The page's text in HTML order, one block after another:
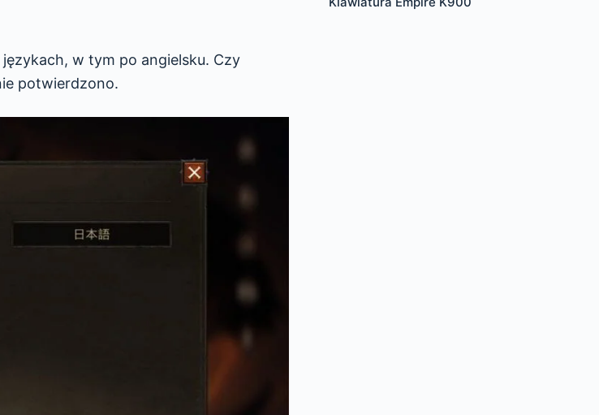
w tym po angielsku. Czy
potwierdzono.